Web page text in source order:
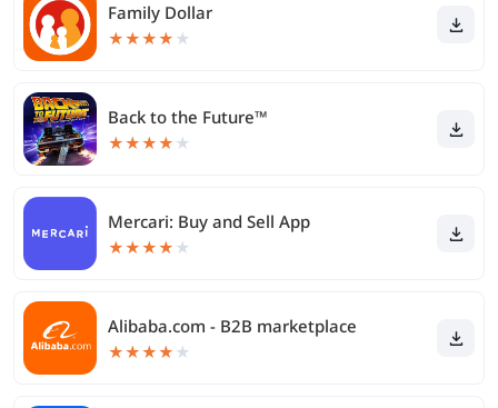
Family Dollar
★★★★ ★
Back to the Future™
★★★★ ★
Mercari: Buy and Sell App
★★★★ ★
Alibaba.com - B2B marketplace
★★★★ ★